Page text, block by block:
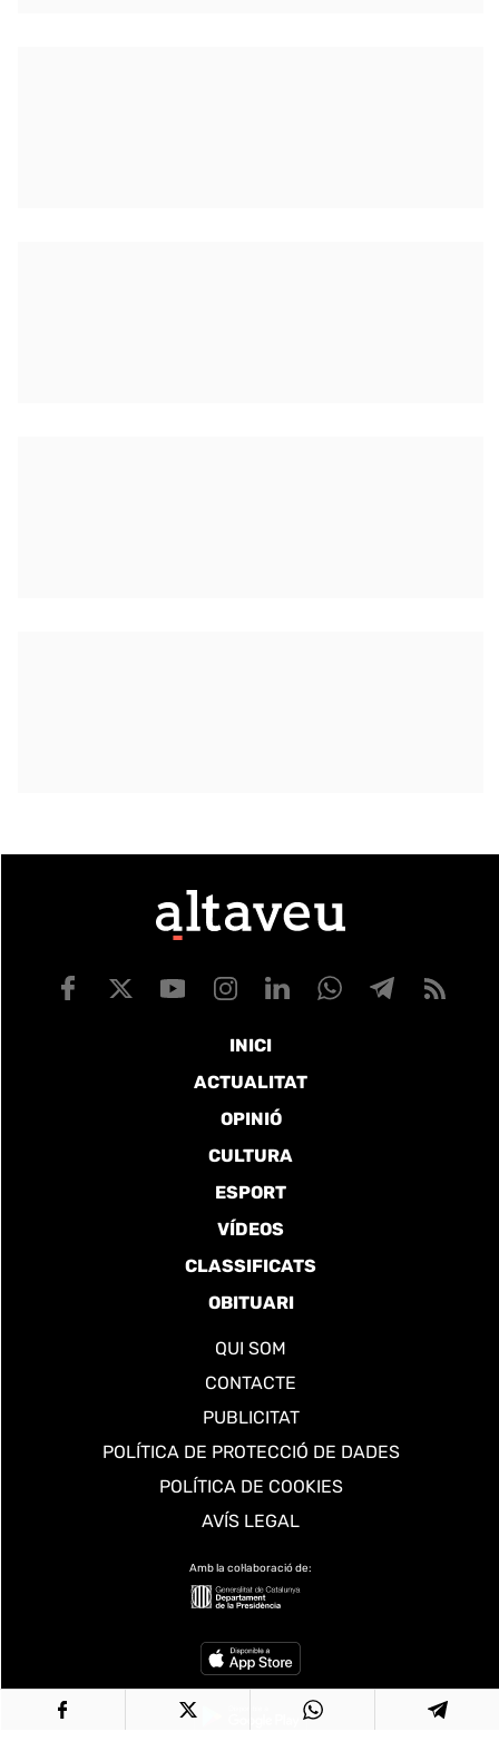
INICI
ACTUALITAT
OPINIÓ
CULTURA
ESPORT
VÍDEOS
CLASSIFICATS
OBITUARI
QUI SOM
CONTACTE
PUBLICITAT
POLÍTICA DE PROTECCIÓ DE DADES
POLÍTICA DE COOKIES
AVÍS LEGAL
Amb la col·laboració de: